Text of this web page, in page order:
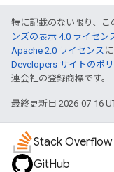
特に記載のない限り、
ンズの表示 4.0 ライセン
Apache 2.0 ライセンス
Developers サイトのポ
連会社の登録商標です。
最終更新日 2026-07-16
Stack Overflow
GitHub